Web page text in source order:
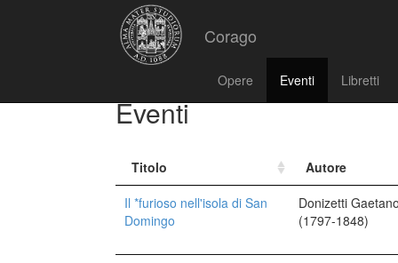
Corago
Opere Eventi Libretti
Eventi
Titolo
Autore
Il *furioso nell'isola di San
Domingo
Donizetti
(1797-1848)